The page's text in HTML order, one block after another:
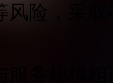
风险，采